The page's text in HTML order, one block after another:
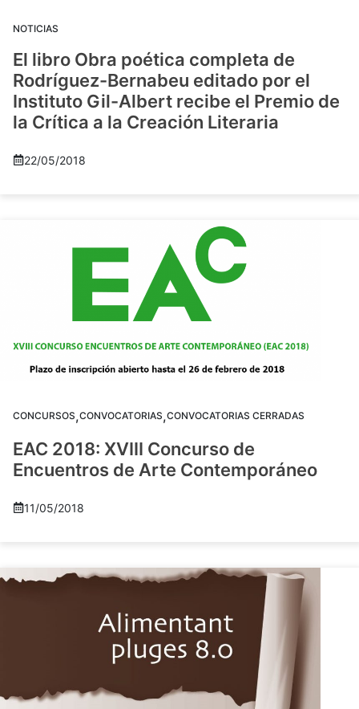
NOTICIAS
El libro Obra poética completa de
Rodríguez-Bernabeu editado por el
Instituto Gil-Albert recibe el Premio de
la Crítica a la Creación Literaria
22/05/2018
CONCURSOS,CONVOCATORIAS,CONVOCATORIAS CERRADAS
EAC 2018: XVIII Concurso de
Encuentros de Arte Contemporáneo
11/05/2018